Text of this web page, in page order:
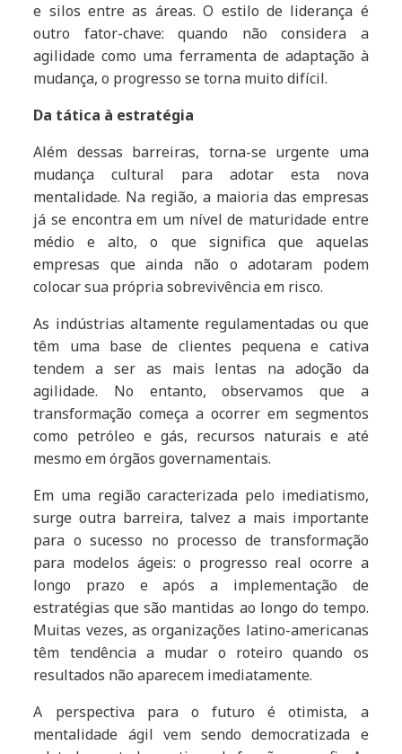
e silos entre as áreas. O estilo de liderança é
outro fator-chave: quando não considera a
agilidade como uma ferramenta de adaptação à
mudança, o progresso se torna muito difícil.
Da tática à estratégia
Além dessas barreiras, torna-se urgente uma
mudança cultural para adotar esta nova
mentalidade. Na região, a maioria das empresas
já se encontra em um nível de maturidade entre
médio e alto, o que significa que aquelas
empresas que ainda não o adotaram podem
colocar sua própria sobrevivência em risco.
As indústrias altamente regulamentadas ou que
têm uma base de clientes pequena e cativa
tendem a ser as mais lentas na adoção da
agilidade. No entanto, observamos que a
transformação começa a ocorrer em segmentos
como petróleo e gás, recursos naturais e até
mesmo em órgãos governamentais.
Em uma região caracterizada pelo imediatismo,
surge outra barreira, talvez a mais importante
para o sucesso no processo de transformação
para modelos ágeis: o progresso real ocorre a
longo prazo e após a implementação de
estratégias que são mantidas ao longo do tempo.
Muitas vezes, as organizações latino-americanas
têm tendência a mudar o roteiro quando os
resultados não aparecem imediatamente.
A perspectiva para o futuro é otimista, a
mentalidade ágil vem sendo democratizada e